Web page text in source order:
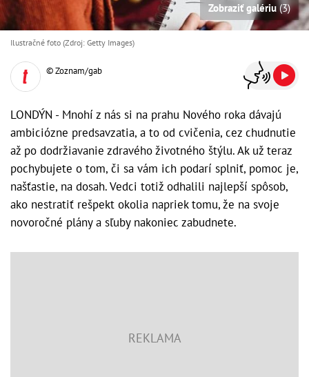
Zobraziť galériu(3)
Ilustračné foto (Zdroj: Getty Images)
© Zoznam/gab
LONDÝN - Mnohí z nás si na prahu Nového roka dávajú
ambiciózne predsavzatia, a to od cvičenia, cez chudnutie
až po dodržiavanie zdravého životného štýlu. Ak už teraz
pochybujete o tom, či sa vám ich podarí splniť, pomoc je,
našťastie, na dosah. Vedci totiž odhalili najlepší spôsob,
ako nestratiť rešpekt okolia napriek tomu, že na svoje
novoročné plány a sľuby nakoniec zabudnete.